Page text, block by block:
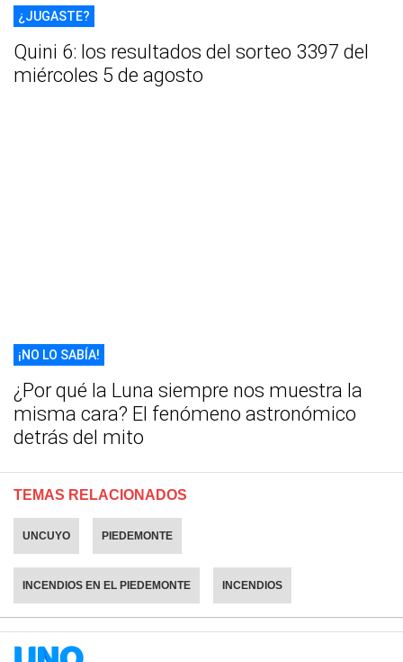
¿JUGASTE?
Quini 6: los resultados del sorteo 3397 del
miércoles 5 de agosto
¡NO LO SABÍA!
¿Por qué la Luna siempre nos muestra la
misma cara? El fenómeno astronómico
detrás del mito
TEMAS RELACIONADOS
UNCUYO PIEDEMONTE
INCENDIOS EN EL PIEDEMONTE INCENDIOS